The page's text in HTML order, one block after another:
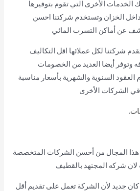
الخدمات الأخرى التي تقوم بتوفيرها
الخزان وتستخدم شركتنا احسن
عن أماكن التسرب المائي
شركتنا لكل عملائها اقل التكاليف
وتوفر أيضا العديد من الخصومات
السنوية والشهرية بأسعار مناسبة
الشركات الأخرى
.
هذا المجال من أحسن الشركات المتخصصة
شركه المجتهد بالقطيف
جديد لأن الشركة تعمل على تقديم أقل